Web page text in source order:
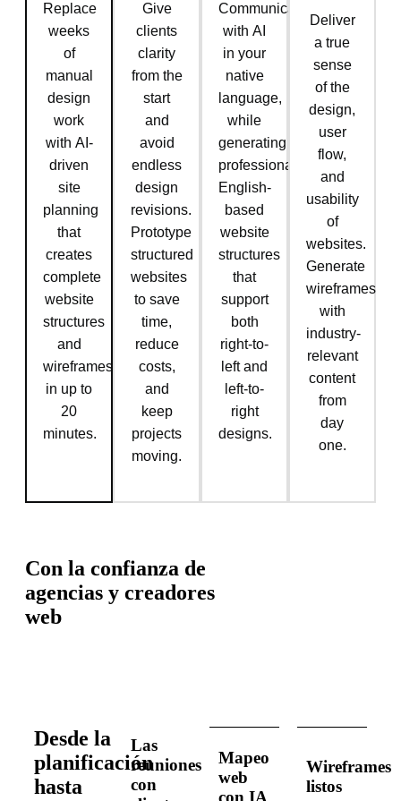
Replace
weeks
of
manual
design
work
with AI-
driven
site
planning
that
creates
complete
website
structures
and
wireframes
in up to
20
minutes.
Give
clients
clarity
from the
start
and
avoid
endless
design
revisions.
Prototype
structured
websites
to save
time,
reduce
costs,
and
keep
projects
moving.
Communicate
with AI
in your
native
language,
while
generating
professional,
English-
based
website
structures
that
support
both
right-to-
left and
left-to-
right
designs.
Deliver
a true
sense
of the
design,
user
flow,
and
usability
of
websites.
Generate
wireframes
with
industry-
relevant
content
from
day
one.
Con la confianza de
agencias y creadores
web
Desde la
planificación
hasta
Las
reuniones
con
Mapeo
web
con IA
Wireframes
listos